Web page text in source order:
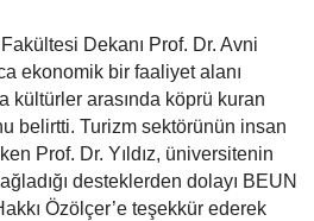
Dekanı Prof. Dr. Avni
ekonomik bir faaliyet alanı
kültürler arasında köprü kuran
belirtti. Turizm sektörünün insan
Prof. Dr. Yıldız, üniversitenin
desteklerden dolayı BEUN
Özölçer’e teşekkür ederek